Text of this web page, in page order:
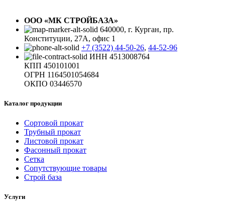
ООО «МК СТРОЙБАЗА»
640000, г. Курган, пр.
Конституции, 27А, офис 1
+7 (3522) 44-50-26, 44-52-96
ИНН 4513008764
КПП 450101001
ОГРН 1164501054684
ОКПО 03446570
Каталог продукции
Сортовой прокат
Трубный прокат
Листовой прокат
Фасонный прокат
Сетка
Сопутствующие товары
Строй база
Услуги